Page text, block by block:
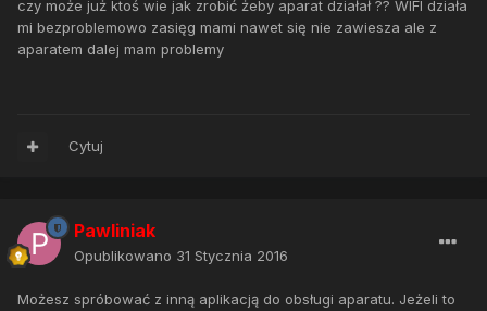
czy może już ktoś wie jak zrobić żeby aparat działał ?? WIFI działa
mi bezproblemowo zasięg mami nawet się nie zawiesza ale z
aparatem dalej mam problemy
Cytuj
Pawliniak
Opublikowano 31 Stycznia 2016
Możesz spróbować z inną aplikacją do obsługi aparatu. Jeżeli to